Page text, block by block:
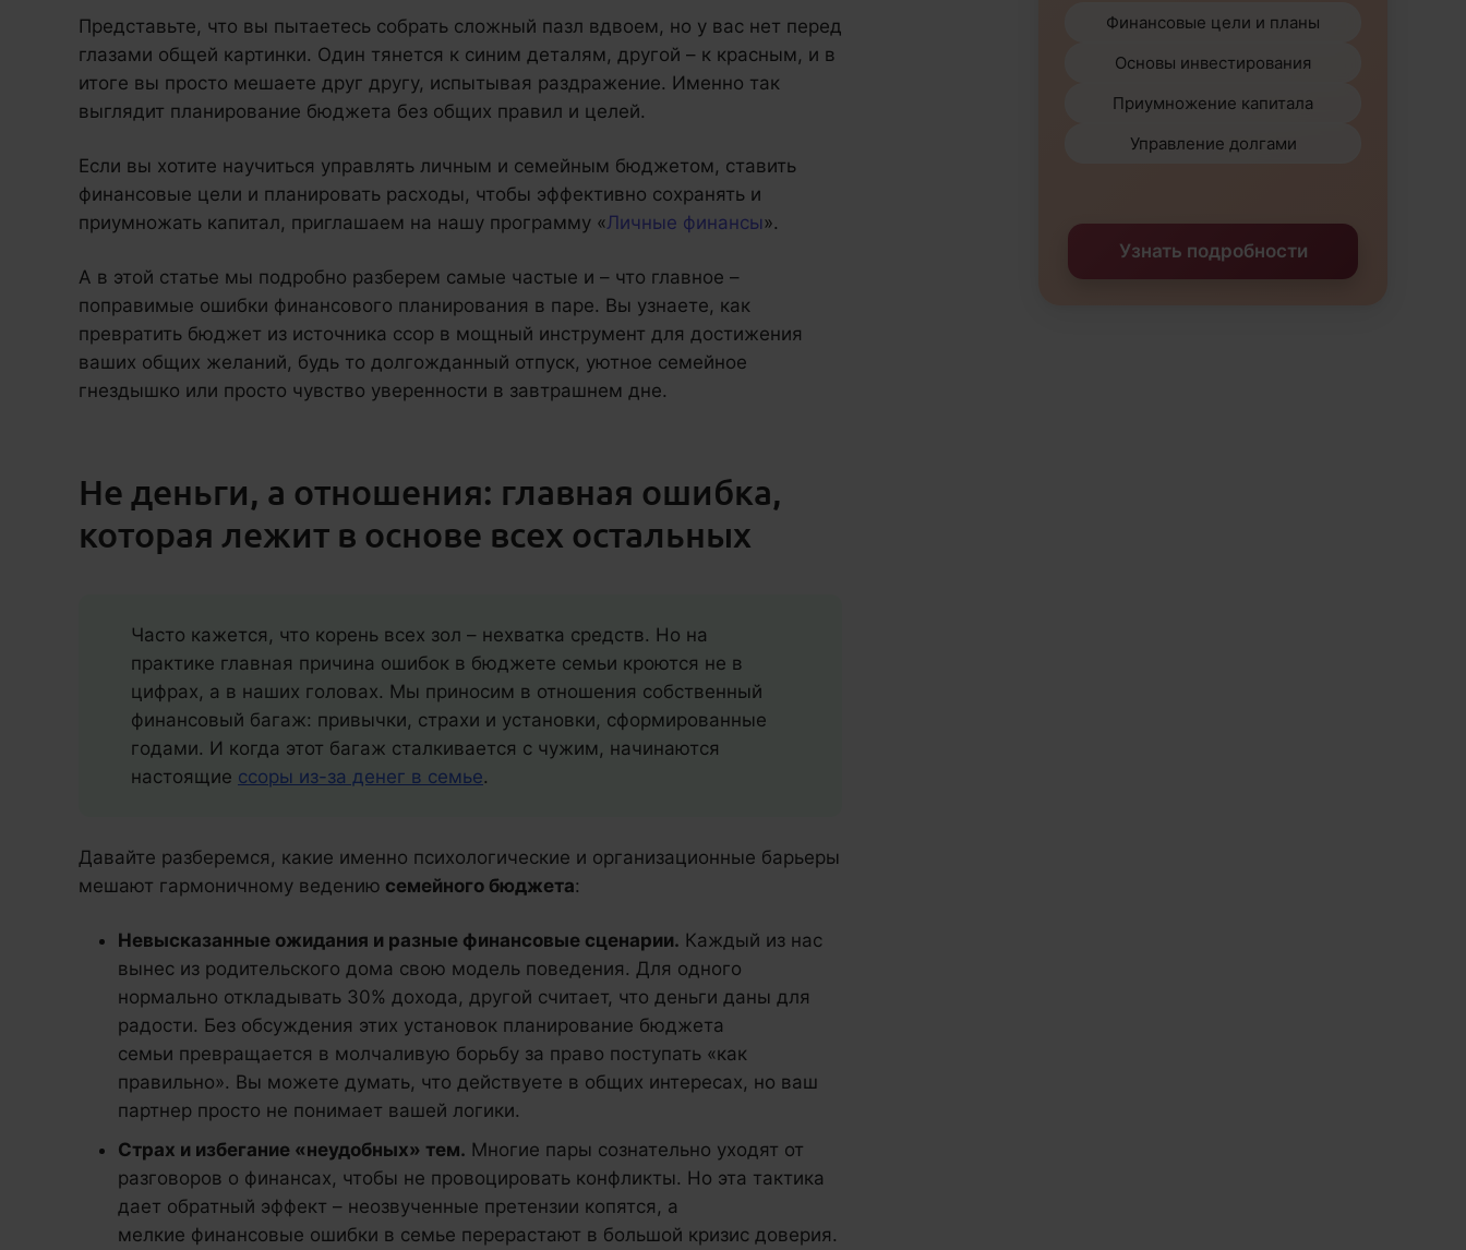
Представьте, что вы пытаетесь собрать сложный пазл вдвоем, но у вас нет перед
глазами общей картинки. Один тянется к синим деталям, другой – к красным, и в
итоге вы просто мешаете друг другу, испытывая раздражение. Именно так
выглядит планирование бюджета без общих правил и целей.
Если вы хотите научиться управлять личным и семейным бюджетом, ставить
финансовые цели и планировать расходы, чтобы эффективно сохранять и
приумножать капитал, приглашаем на нашу программу «Личные финансы».
А в этой статье мы подробно разберем самые частые и – что главное –
поправимые ошибки финансового планирования в паре. Вы узнаете, как
превратить бюджет из источника ссор в мощный инструмент для достижения
ваших общих желаний, будь то долгожданный отпуск, уютное семейное
гнездышко или просто чувство уверенности в завтрашнем дне.
Не деньги, а отношения: главная ошибка,
которая лежит в основе всех остальных
Часто кажется, что корень всех зол – нехватка средств. Но на
практике главная причина ошибок в бюджете семьи кроются не в
цифрах, а в наших головах. Мы приносим в отношения собственный
финансовый багаж: привычки, страхи и установки, сформированные
годами. И когда этот багаж сталкивается с чужим, начинаются
настоящие ссоры из-за денег в семье.
Давайте разберемся, какие именно психологические и организационные барьеры
мешают гармоничному ведению семейного бюджета:
Невысказанные ожидания и разные финансовые сценарии. Каждый из нас
вынес из родительского дома свою модель поведения. Для одного
нормально откладывать 30% дохода, другой считает, что деньги даны для
радости. Без обсуждения этих установок планирование бюджета
семьи превращается в молчаливую борьбу за право поступать «как
правильно». Вы можете думать, что действуете в общих интересах, но ваш
партнер просто не понимает вашей логики.
Страх и избегание «неудобных» тем. Многие пары сознательно уходят от
разговоров о финансах, чтобы не провоцировать конфликты. Но эта тактика
дает обратный эффект – неозвученные претензии копятся, а
мелкие финансовые ошибки в семье перерастают в большой кризис доверия.
Финансовые цели и планы
Основы инвестирования
Приумножение капитала
Управление долгами
Узнать подробности